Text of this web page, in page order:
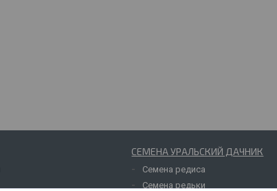
СЕМЕНА УРАЛЬСКИЙ ДАЧНИК
Семена редиса
Семена редьки